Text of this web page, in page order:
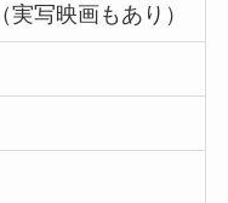
写映画もあり）